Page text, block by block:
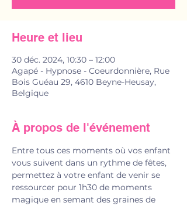
Heure et lieu
30 déc. 2024, 10:30 – 12:00
Agapé - Hypnose - Coeurdonnière, Rue
Bois Guéau 29, 4610 Beyne-Heusay,
Belgique
À propos de l'événement
Entre tous ces moments où vos enfant
vous suivent dans un rythme de fêtes,
permettez à votre enfant de venir se
ressourcer pour 1h30 de moments
magique en semant des graines de